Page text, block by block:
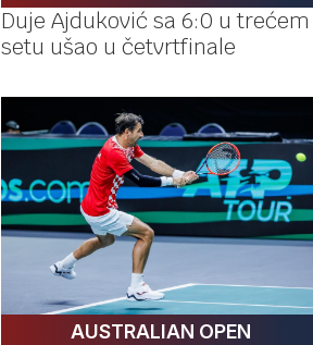
Duje Ajduković sa 6:0 u trećem
setu ušao u četvrtfinale
AUSTRALIAN OPEN